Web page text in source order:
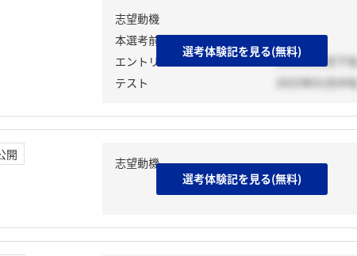
志望動機
本選考前活動
エントリーシート
2025年01月下旬
テスト
2025年01月中旬
選考体験記を見る(無料)
開
志望動機
選考体験記を見る(無料)